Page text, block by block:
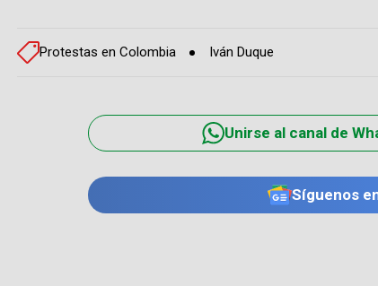
Protestas en Colombia Iván Duque
Unirse al canal de
Síguenos